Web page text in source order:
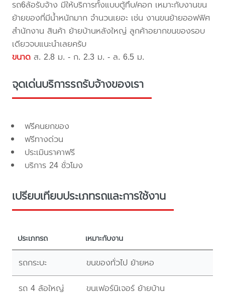
รถ6ล้อรับจ้าง มีให้บริการทั้งแบบตู้ทึบ/คอก เหมาะกับงานขน
ย้ายของที่มีน้ำหนักมาก จำนวนเยอะ เช่น งานขนย้ายออฟฟิศ
สำนักงาน สินค้า ย้ายบ้านหลังใหญ่ ลูกค้าอยากขนของรอบ
เดียวจบแนะนำเลยครับ
ขนาด ส. 2.8 ม. - ก. 2.3 ม. - ล. 6.5 ม.
จุดเด่นบริการรถรับจ้างของเรา
ฟรีคนยกของ
ฟรีทางด่วน
ประเมินราคาฟรี
บริการ 24 ชั่วโมง
เปรียบเทียบประเภทรถและการใช้งาน
ประเภทรถ เหมาะกับงาน
รถกระบะ ขนของทั่วไป ย้ายหอ
รถ 4 ล้อใหญ่ ขนเฟอร์นิเจอร์ ย้ายบ้าน